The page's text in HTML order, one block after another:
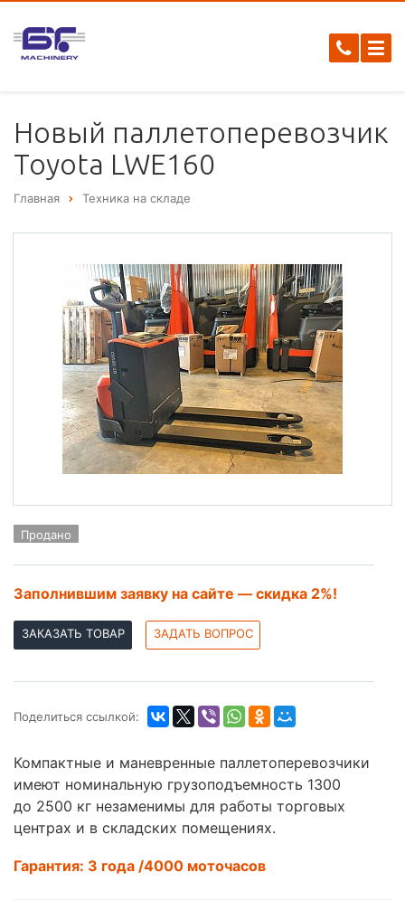
Новый паллетоперевозчик
Toyota LWE160
Главная Техника на складе
Продано
Заполнившим заявку на сайте — скидка 2%!
ЗАКАЗАТЬ ТОВАР ЗАДАТЬ ВОПРОС
Поделиться ссылкой:
Компактные и маневренные паллетоперевозчики
имеют номинальную грузоподъемность 1300
до 2500 кг незаменимы для работы торговых
центрах и в складских помещениях.
Гарантия: 3 года /4000 моточасов